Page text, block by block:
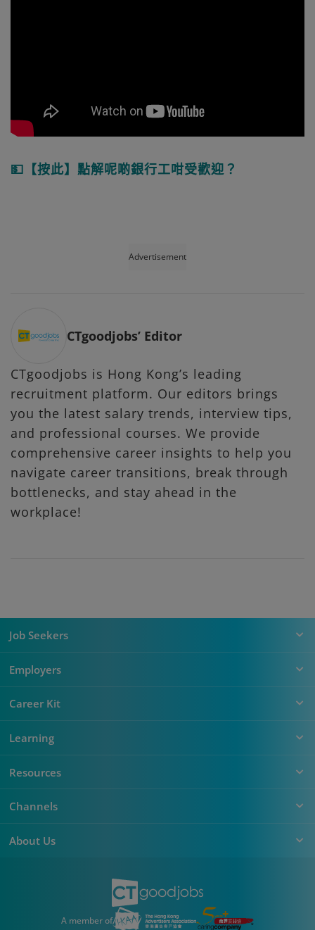
💵【按此】點解呢啲銀行工咁受歡迎？
Advertisement
CTgoodjobs’ Editor
CTgoodjobs is Hong Kong’s leading
recruitment platform. Our editors brings
you the latest salary trends, interview tips,
and professional courses. We provide
comprehensive career insights to help you
navigate career transitions, break through
bottlenecks, and stay ahead in the
workplace!
Job Seekers
Employers
Career Kit
Learning
Resources
Channels
About Us
A member of